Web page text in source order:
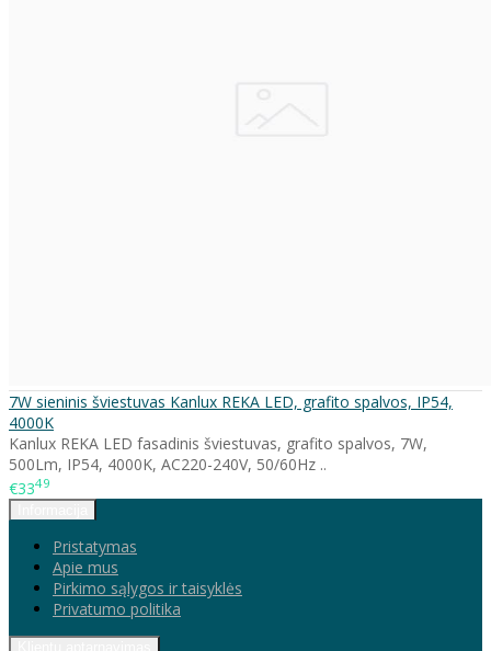
7W sieninis šviestuvas Kanlux REKA LED, grafito spalvos, IP54,
4000K
Kanlux REKA LED fasadinis šviestuvas, grafito spalvos, 7W,
500Lm, IP54, 4000K, AC220-240V, 50/60Hz ..
€3349
Pristatymas
Apie mus
Pirkimo sąlygos ir taisyklės
Privatumo politika